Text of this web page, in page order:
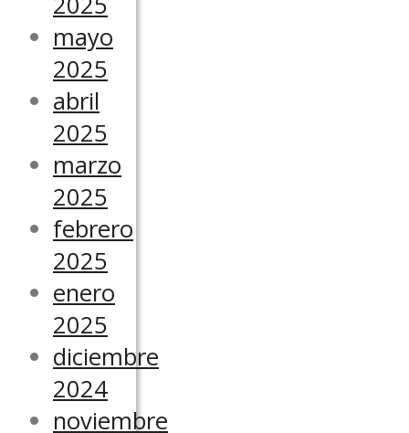
mayo
2025
abril
2025
marzo
2025
febrero
2025
enero
2025
diciembre
2024
noviembre